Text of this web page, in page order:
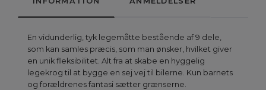
En vidunderlig, tyk legemåtte bestående af 9 dele,
som kan samles præcis, som man ønsker, hvilket giver
en unik fleksibilitet. Alt fra at skabe en hyggelig
legekrog til at bygge en sej vej til bilerne. Kun barnets
og forældrenes fantasi sætter grænserne.